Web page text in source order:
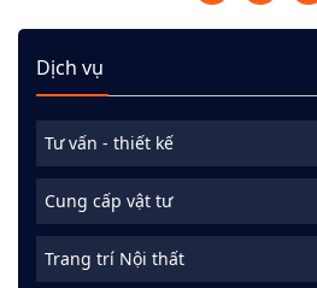
Dịch vụ
Tư vấn - thiết kế
Cung cấp vật tư
Trang trí Nội thất